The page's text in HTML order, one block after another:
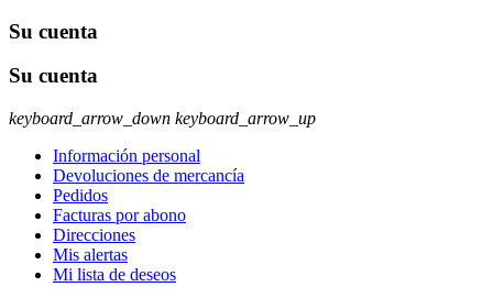
Su cuenta
Su cuenta
keyboard_arrow_down keyboard_arrow_up
Información personal
Devoluciones de mercancía
Pedidos
Facturas por abono
Direcciones
Mis alertas
Mi lista de deseos